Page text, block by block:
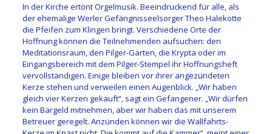
In der Kirche ertönt Orgelmusik. Beeindruckend für alle, als
der ehemalige Werler Gefängnisseelsorger Theo Halekotte
die Pfeifen zum Klingen bringt. Verschiedene Orte der
Hoffnung können die Teilnehmenden aufsuchen: den
Meditationsraum, den Pilger-Garten, die Krypta oder im
Eingangsbereich mit dem Pilger-Stempel ihr Hoffnungsheft
vervollständigen. Einige bleiben vor ihrer angezündeten
Kerze stehen und verweilen einen Augenblick. „Wir haben
gleich vier Kerzen gekauft“, sagt ein Gefangener. „Wir dürfen
kein Bargeld mitnehmen, aber wir haben das mit unserem
Betreuer geregelt. Anzünden können wir die Wallfahrts-